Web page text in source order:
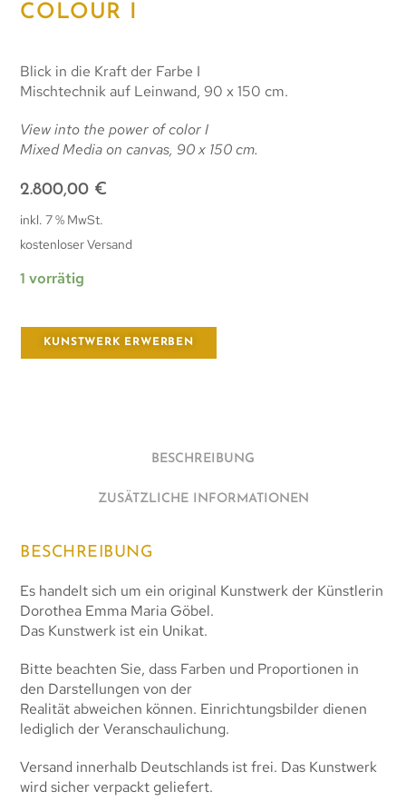
COLOUR I
Blick in die Kraft der Farbe I
Mischtechnik auf Leinwand, 90 x 150 cm.
View into the power of color I
Mixed Media on canvas, 90 x 150 cm.
2.800,00 €
inkl. 7 % MwSt.
kostenloser Versand
1 vorrätig
KUNSTWERK ERWERBEN
BESCHREIBUNG
ZUSÄTZLICHE INFORMATIONEN
BESCHREIBUNG
Es handelt sich um ein original Kunstwerk der Künstlerin
Dorothea Emma Maria Göbel.
Das Kunstwerk ist ein Unikat.
Bitte beachten Sie, dass Farben und Proportionen in
den Darstellungen von der
Realität abweichen können. Einrichtungsbilder dienen
lediglich der Veranschaulichung.
Versand innerhalb Deutschlands ist frei. Das Kunstwerk
wird sicher verpackt geliefert.